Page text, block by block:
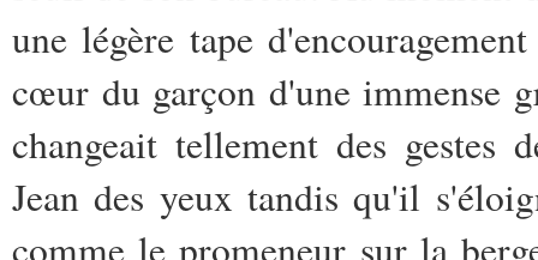
une légère tape
cœur du garçon d'une immense
changeait tellement des gestes
Jean des yeux tandis qu'il
comme le promeneur sur la